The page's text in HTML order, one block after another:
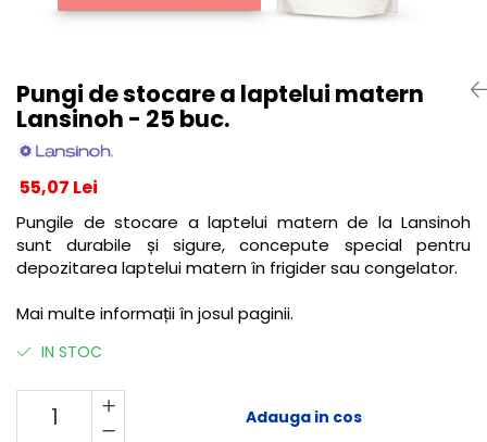
Centre de joaca
Mic dejun
Biscuiti
Crackers & Paine uscata
Amestecuri pentru desert
Faina & Amestecuri
Paste
Kituri
Alaptare
Hranire
Colectare
Ingrijire
Pungi de stocare a laptelui matern
Lansinoh - 25 buc.
55,07 Lei
Pungile de stocare a laptelui matern de la Lansinoh
sunt durabile și sigure, concepute special pentru
depozitarea laptelui matern în frigider sau congelator.
Mai multe informații în josul paginii.
IN STOC
Adauga in cos